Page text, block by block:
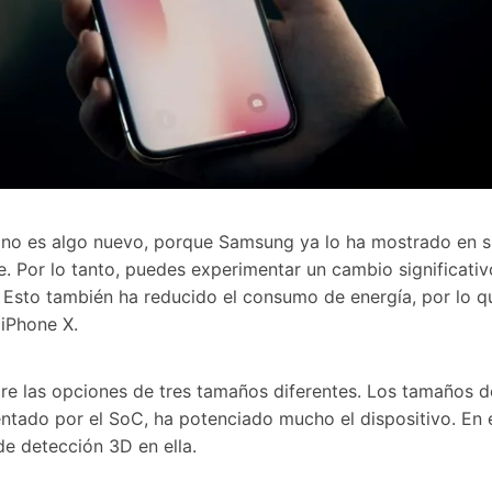
es algo nuevo, porque Samsung ya lo ha mostrado en
Por lo tanto, puedes experimentar un cambio
también ha reducido el consumo de energía, por lo
X.
las opciones de tres tamaños diferentes. Los tamaños
por el SoC, ha potenciado mucho el dispositivo.
detección 3D en ella.